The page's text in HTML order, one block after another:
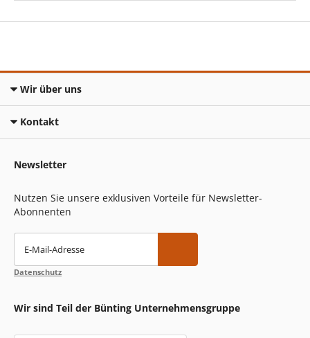
Wir über uns
Kontakt
Newsletter
Nutzen Sie unsere exklusiven Vorteile für Newsletter-
Abonnenten
E-Mail-Adresse
Datenschutz
Wir sind Teil der Bünting Unternehmensgruppe